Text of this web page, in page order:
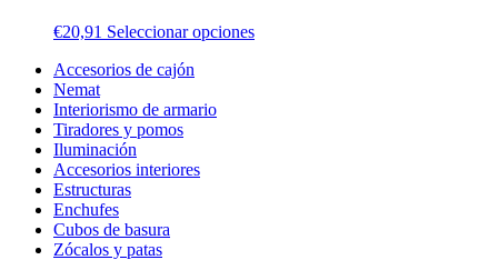
€20,91 Seleccionar opciones
Accesorios de cajón
Nemat
Interiorismo de armario
Tiradores y pomos
Iluminación
Accesorios interiores
Estructuras
Enchufes
Cubos de basura
Zócalos y patas